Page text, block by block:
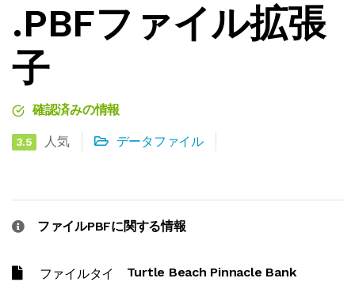
.PBFファイル拡張
子
確認済みの情報
3.5 人気 データファイル
ファイルPBFに関する情報
ファイルタイ
Turtle Beach Pinnacle Bank